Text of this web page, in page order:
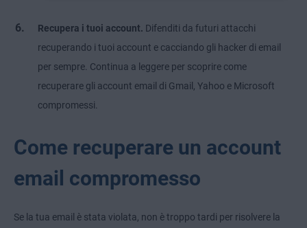
Recupera i tuoi account. Difenditi da futuri attacchi
recuperando i tuoi account e cacciando gli hacker di email
per sempre. Continua a leggere per scoprire come
recuperare gli account email di Gmail, Yahoo e Microsoft
compromessi.
Come recuperare un account
email compromesso
Se la tua email è stata violata, non è troppo tardi per risolvere la